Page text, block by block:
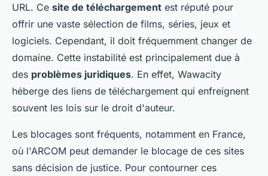
URL. Ce site de téléchargement est réputé pour
offrir une vaste sélection de films, séries, jeux et
logiciels. Cependant, il doit fréquemment changer de
domaine. Cette instabilité est principalement due à
des problèmes juridiques. En effet, Wawacity
héberge des liens de téléchargement qui enfreignent
souvent les lois sur le droit d'auteur.
Les blocages sont fréquents, notamment en France,
où l'ARCOM peut demander le blocage de ces sites
sans décision de justice. Pour contourner ces